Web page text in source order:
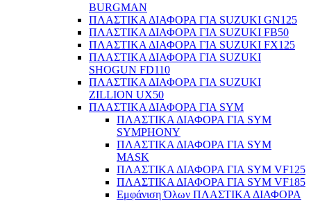
BURGMAN
ΠΛΑΣΤΙΚΑ ΔΙΑΦΟΡΑ ΓΙΑ SUZUKI GN125
ΠΛΑΣΤΙΚΑ ΔΙΑΦΟΡΑ ΓΙΑ SUZUKI FB50
ΠΛΑΣΤΙΚΑ ΔΙΑΦΟΡΑ ΓΙΑ SUZUKI FX125
ΠΛΑΣΤΙΚΑ ΔΙΑΦΟΡΑ ΓΙΑ SUZUKI
SHOGUN FD110
ΠΛΑΣΤΙΚΑ ΔΙΑΦΟΡΑ ΓΙΑ SUZUKI
ZILLION UX50
ΠΛΑΣΤΙΚΑ ΔΙΑΦΟΡΑ ΓΙΑ SYM
ΠΛΑΣΤΙΚΑ ΔΙΑΦΟΡΑ ΓΙΑ SYM
SYMPHONY
ΠΛΑΣΤΙΚΑ ΔΙΑΦΟΡΑ ΓΙΑ SYM
MASK
ΠΛΑΣΤΙΚΑ ΔΙΑΦΟΡΑ ΓΙΑ SYM VF125
ΠΛΑΣΤΙΚΑ ΔΙΑΦΟΡΑ ΓΙΑ SYM VF185
Εμφάνιση Όλων ΠΛΑΣΤΙΚΑ ΔΙΑΦΟΡΑ